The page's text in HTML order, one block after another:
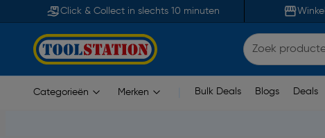
Click & Collect in slechts 10 minuten
Categorieën Merken Bulk Deals Blogs Deals